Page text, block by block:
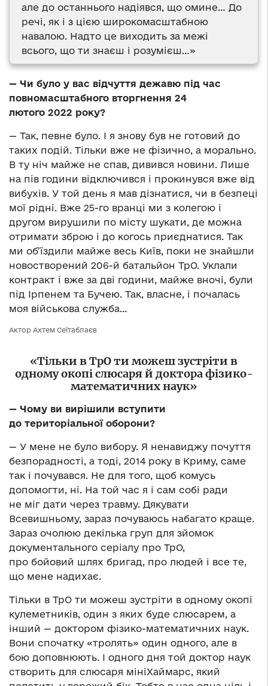
але до останнього надіявся, що омине… До
речі, як і з цією широкомасштабною
навалою. Надто це виходить за межі
всього, що ти знаєш і розумієш…»
— Чи було у вас відчуття дежавю під час
повномасштабного вторгнення 24
лютого 2022 року?
— Так, певне було. І я знову був не готовий до
таких подій. Тільки вже не фізично, а морально.
В ту ніч майже не спав, дивився новини. Лише
на пів години відключився і прокинувся вже від
вибухів. У той день я мав дізнатися, чи в безпеці
мої рідні. Вже 25-го вранці ми з колегою і
другом вирушили по місту шукати, де можна
отримати зброю і до когось приєднатися. Так
ми об’їздили майже весь Київ, поки не знайшли
новостворений 206-й батальйон ТрО. Уклали
контракт і вже за дві години, майже вночі, були
під Ірпенем та Бучею. Так, власне, і почалась
моя військова служба…
Актор Ахтем Сеїтаблаєв
«Тільки в ТрО ти можеш зустріти в
одному окопі слюсаря й доктора фізико-
математичних наук»
— Чому ви вирішили вступити
до територіальної оборони?
— У мене не було вибору. Я ненавиджу почуття
безпорадності, а тоді, 2014 року в Криму, саме
так і почувався. Не для того, щоб комусь
допомогти, ні. На той час я і сам собі ради
не міг дати через травму. Дякувати
Всевишньому, зараз почуваюсь набагато краще.
Зараз очолюю декілька груп для зйомок
документального серіалу про ТрО,
про бойовий шлях бригад, про людей і все те,
що мене надихає.
Тільки в ТрО ти можеш зустріти в одному окопі
кулеметників, один з яких буде слюсарем, а
інший — доктором фізико-математичних наук.
Вони спочатку «тролять» один одного, але в
бою доповнюють. І одного дня той доктор наук
створить для слюсаря мініХаймарс, який